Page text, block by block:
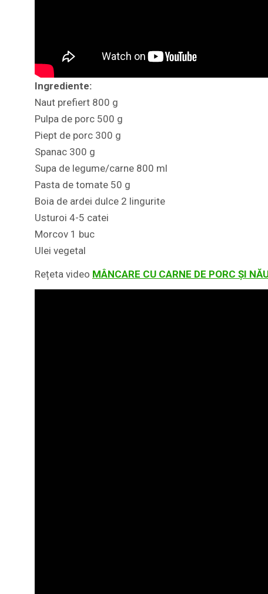
Ingrediente:
Naut prefiert 800 g
Pulpa de porc 500 g
Piept de porc 300 g
Spanac 300 g
Supa de legume/carne 800 ml
Pasta de tomate 50 g
Boia de ardei dulce 2 lingurite
Usturoi 4-5 catei
Morcov 1 buc
Ulei vegetal
Rețeta video MÂNCARE CU CARNE DE PORC ȘI